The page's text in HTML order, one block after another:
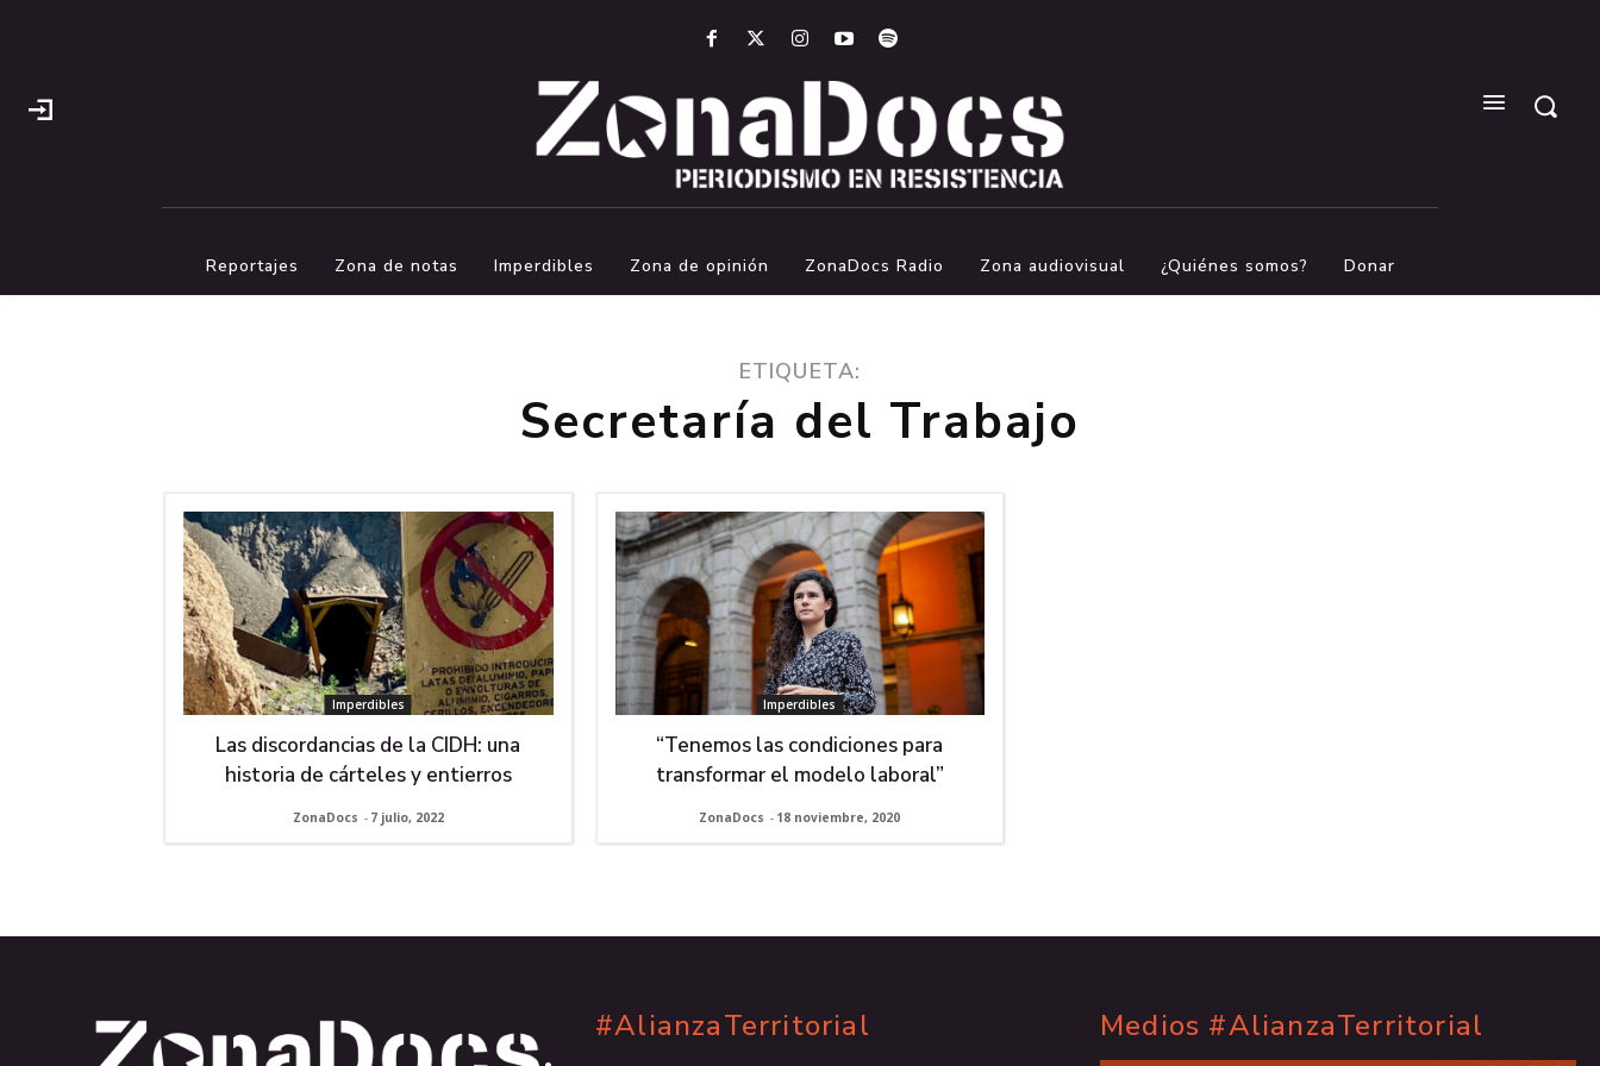
Reportajes Zona de notas Imperdibles Zona de opinión ZonaDocs Radio Zona audiovisual ¿Quiénes somos? Donar
ETIQUETA:
Secretaría del Trabajo
Imperdibles
Las discordancias de la CIDH: una
historia de cárteles y entierros
ZonaDocs - 7 julio, 2022
Imperdibles
“Tenemos las condiciones para
transformar el modelo laboral”
ZonaDocs - 18 noviembre, 2020
#AlianzaTerritorial
. Medios #AlianzaTerritorial